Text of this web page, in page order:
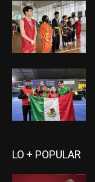
LO + POPULAR